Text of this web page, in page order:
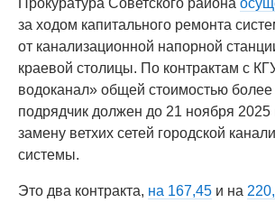
Прокуратура Советского района
за ходом капитального ремонта
от канализационной напорной
краевой столицы. По контрактам с
водоканал» общей стоимостью
подрядчик должен до 21 ноября 2025
замену ветхих сетей городской
системы.
Это два контракта, на 167,45 и на